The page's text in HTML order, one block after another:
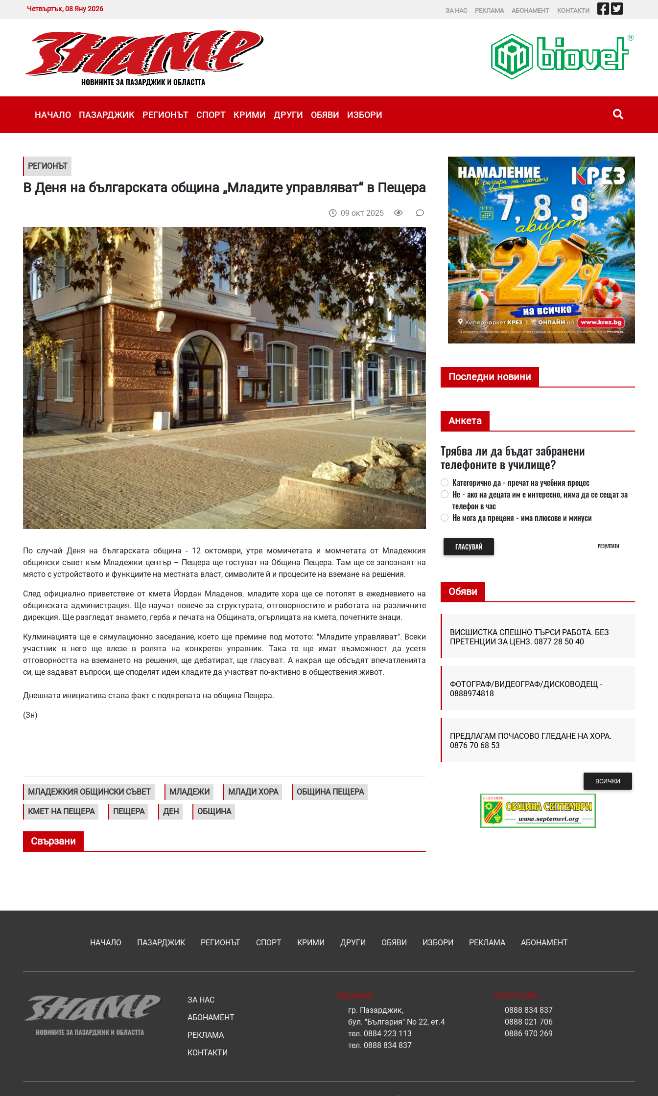
Четвъртък, 08 Яну 2026 ЗА НАС РЕКЛАМА АБОНАМЕНТ КОНТАКТИ
НАЧАЛО ПАЗАРДЖИК РЕГИОНЪТ СПОРТ КРИМИ ДРУГИ ОБЯВИ ИЗБОРИ
РЕГИОНЪТ
В Деня на българската община „Младите управляват“ в Пещера
09 окт 2025
По случай Деня на българската община - 12 октомври, утре момичетата и момчетата от Младежкия
общински съвет към Младежки център – Пещера ще гостуват на Община Пещера. Там ще се запознаят на
място с устройството и функциите на местната власт, символите й и процесите на вземане на решения.
След официално приветствие от кмета Йордан Младенов, младите хора ще се потопят в ежедневието на
общинската администрация. Ще научат повече за структурата, отговорностите и работата на различните
дирекция. Ще разгледат знамето, герба и печата на Общината, огърлицата на кмета, почетните знаци.
Кулминацията ще е симулационно заседание, което ще премине под мотото: "Младите управляват". Всеки
участник в него ще влезе в ролята на конкретен управник. Така те ще имат възможност да усетя
отговорността на вземането на решения, ще дебатират, ще гласуват. А накрая ще обсъдят впечатленията
си, ще задават въпроси, ще споделят идеи кладите да участват по-активно в обществения живот.
Днешната инициатива става факт с подкрепата на община Пещера.
(Зн)
МЛАДЕЖКИЯ ОБЩИНСКИ СЪВЕТ МЛАДЕЖИ МЛАДИ ХОРА ОБЩИНА ПЕЩЕРА
КМЕТ НА ПЕЩЕРА ПЕЩЕРА ДЕН ОБЩИНА
Свързани
Последни новини
Анкета
Трябва ли да бъдат забранени
телефоните в училище?
Категорично да - пречат на учебния процес
Не - ако на децата им е интересно, няма да се сещат за
телефон в час
Не мога да преценя - има плюсове и минуси
ГЛАСУВАЙ РЕЗУЛТАТИ
Обяви
ВИСШИСТКА СПЕШНО ТЪРСИ РАБОТА. БЕЗ
ПРЕТЕНЦИИ ЗА ЦЕНЗ. 0877 28 50 40
ФОТОГРАФ/ВИДЕОГРАФ/ДИСКОВОДЕЩ -
0888974818
ПРЕДЛАГАМ ПОЧАСОВО ГЛЕДАНЕ НА ХОРА.
0876 70 68 53
ВСИЧКИ
НАЧАЛО ПАЗАРДЖИК РЕГИОНЪТ СПОРТ КРИМИ ДРУГИ ОБЯВИ ИЗБОРИ РЕКЛАМА АБОНАМЕНТ
ЗА НАС
АБОНАМЕНТ
РЕКЛАМА
КОНТАКТИ
РЕКЛАМА
гр. Пазарджик,
бул. "България" No 22, ет.4
тел. 0884 223 113
тел. 0888 834 837
РЕПОРТЕРИ
0888 834 837
0888 021 706
0886 970 269